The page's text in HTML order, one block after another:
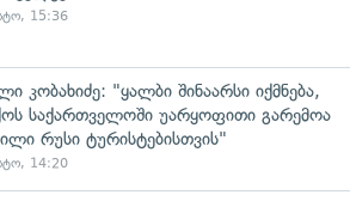
15:36
კობახიძე: "ყალბი შინაარსი იქმნება,
საქართველოში უარყოფითი გარემოა
რუსი ტურისტებისთვის"
14:20